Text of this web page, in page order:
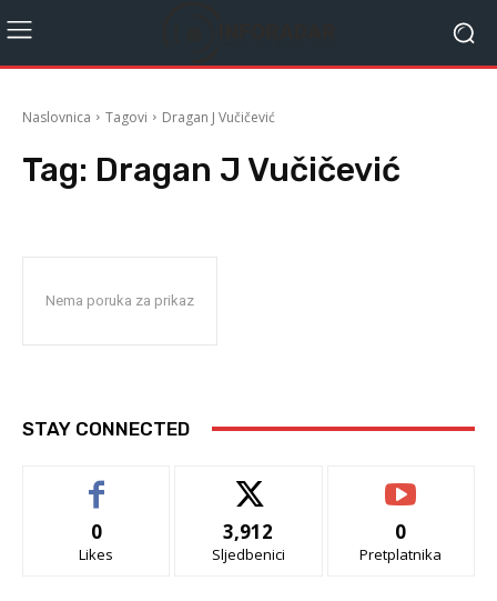
Naslovnica Tagovi Dragan J Vučičević
Tag: Dragan J Vučičević
Nema poruka za prikaz
STAY CONNECTED
0
Likes
3,912
Sljedbenici
0
Pretplatnika